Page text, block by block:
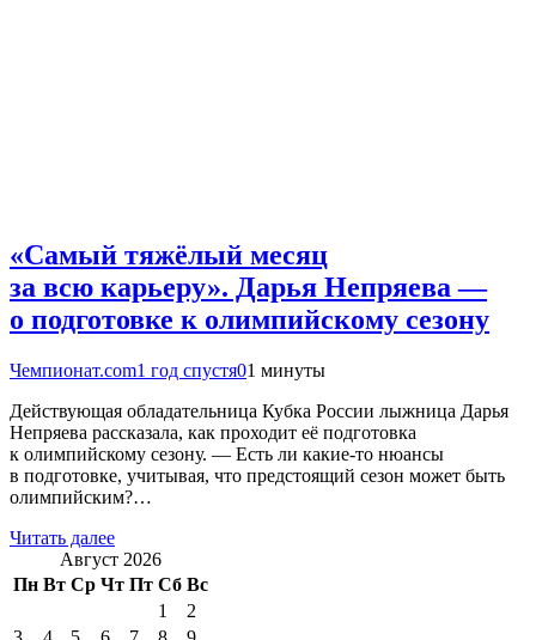
«Самый тяжёлый месяц
за всю карьеру». Дарья Непряева —
о подготовке к олимпийскому сезону
Чемпионат.com1 год спустя01 минуты
Действующая обладательница Кубка России лыжница Дарья
Непряева рассказала, как проходит её подготовка
к олимпийскому сезону. — Есть ли какие-то нюансы
в подготовке, учитывая, что предстоящий сезон может быть
олимпийским?…
Читать далее
Август 2026
Пн Вт Ср Чт Пт Сб Вс
1
2